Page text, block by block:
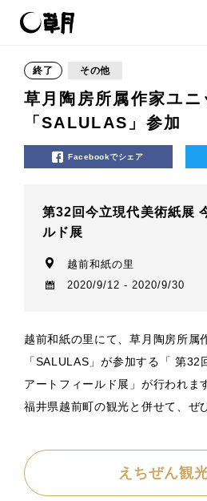
終了 その他
草月陶房所属作家ユニ
「SALULAS」参加
Facebookでシェア
第32回今立現代美術紙展
ルド展
越前和紙の里
2020/9/12 - 2020/9/30
越前和紙の里にて、草月陶房所属
「SALULAS」が参加する「 第
アートフィールド展」が行われま
福井県越前町の観光と併せて、ぜ
えちぜん観